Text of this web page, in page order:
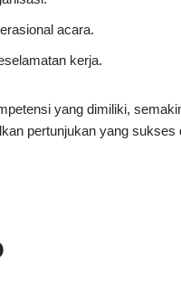
acara.
kerja.
yang dimiliki,
pertunjukan yang sukses